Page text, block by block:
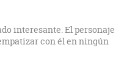
interesante. El personaje
con él en ningún